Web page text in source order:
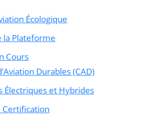
Écologique
la Plateforme
Cours
Durables (CAD)
Électriques et Hybrides
Certification